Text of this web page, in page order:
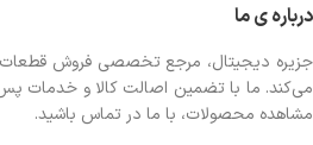
درباره ی ما
جزیره دیجیتال، مرجع تخصصی فروش قطعات
می‌کند. ما با تضمین اصالت کالا و خدمات پس
مشاهده محصولات، با ما در تماس باشید.